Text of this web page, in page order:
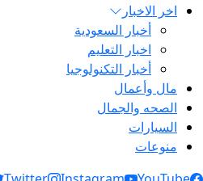
اخر الاخبار
أخبار السعودية
اخبار التعليم
أخبار التكنولوجيا
مال وأعمال
الصحه والجمال
السيارات
منوعات